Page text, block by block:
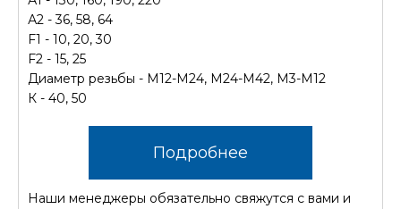
А2 - 36, 58, 64
F1 - 10, 20, 30
F2 - 15, 25
Диаметр резьбы - М12-М24, М24-М42, М3-М12
К - 40, 50
Подробнее
Наши менеджеры обязательно свяжутся с вами и